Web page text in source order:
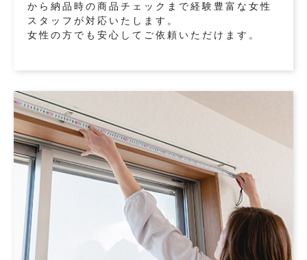
から納品時の商品チェックまで経験豊富な女性
スタッフが対応いたします。
女性の方でも安心してご依頼いただけます。